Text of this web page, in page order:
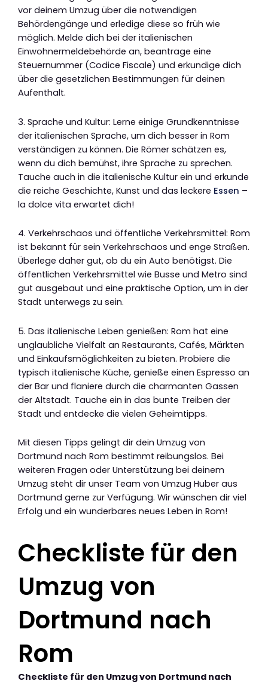
vor deinem Umzug über die notwendigen
Behördengänge und erledige diese so früh wie
möglich. Melde dich bei der italienischen
Einwohnermeldebehörde an, beantrage eine
Steuernummer (Codice Fiscale) und erkundige dich
über die gesetzlichen Bestimmungen für deinen
Aufenthalt.
3. Sprache und Kultur: Lerne einige Grundkenntnisse
der italienischen Sprache, um dich besser in Rom
verständigen zu können. Die Römer schätzen es,
wenn du dich bemühst, ihre Sprache zu sprechen.
Tauche auch in die italienische Kultur ein und erkunde
die reiche Geschichte, Kunst und das leckere Essen –
la dolce vita erwartet dich!
4. Verkehrschaos und öffentliche Verkehrsmittel: Rom
ist bekannt für sein Verkehrschaos und enge Straßen.
Überlege daher gut, ob du ein Auto benötigst. Die
öffentlichen Verkehrsmittel wie Busse und Metro sind
gut ausgebaut und eine praktische Option, um in der
Stadt unterwegs zu sein.
5. Das italienische Leben genießen: Rom hat eine
unglaubliche Vielfalt an Restaurants, Cafés, Märkten
und Einkaufsmöglichkeiten zu bieten. Probiere die
typisch italienische Küche, genieße einen Espresso an
der Bar und flaniere durch die charmanten Gassen
der Altstadt. Tauche ein in das bunte Treiben der
Stadt und entdecke die vielen Geheimtipps.
Mit diesen Tipps gelingt dir dein Umzug von
Dortmund nach Rom bestimmt reibungslos. Bei
weiteren Fragen oder Unterstützung bei deinem
Umzug steht dir unser Team von Umzug Huber aus
Dortmund gerne zur Verfügung. Wir wünschen dir viel
Erfolg und ein wunderbares neues Leben in Rom!
Checkliste für den
Umzug von
Dortmund nach
Rom
Checkliste für den Umzug von Dortmund nach